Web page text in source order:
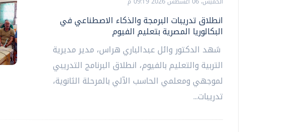
انطلاق تدريبات البرمجة والذكاء الاصطناعي في
البكالوريا المصرية بتعليم الفيوم
شهد الدكتور وائل عبدالباري هراس، مدير مديرية
التربية والتعليم بالفيوم، انطلاق البرنامج التدريبي
لموجهي ومعلمي الحاسب الآلي بالمرحلة الثانوية،
تدريبات...